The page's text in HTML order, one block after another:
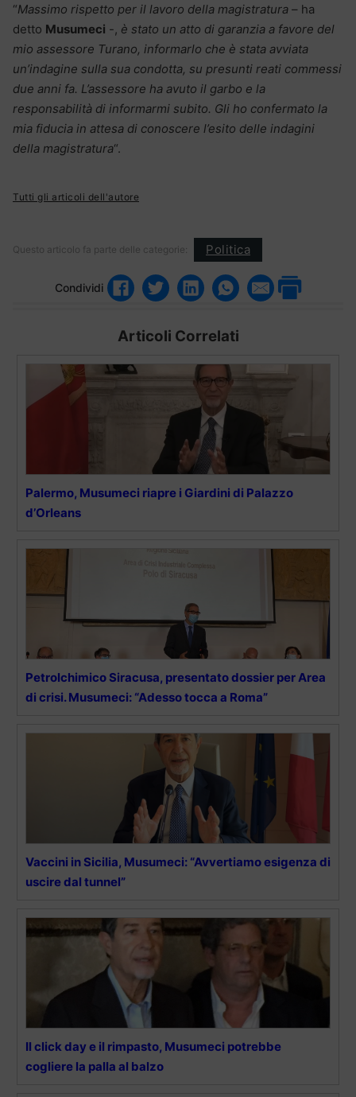
“Massimo rispetto per il lavoro della magistratura – ha
detto Musumeci -, è stato un atto di garanzia a favore del
mio assessore Turano, informarlo che è stata avviata
un’indagine sulla sua condotta, su presunti reati commessi
due anni fa. L’assessore ha avuto il garbo e la
responsabilità di informarmi subito. Gli ho confermato la
mia fiducia in attesa di conoscere l’esito delle indagini
della magistratura“.
Tutti gli articoli dell'autore
Questo articolo fa parte delle categorie: Politica
Condividi
Articoli Correlati
Palermo, Musumeci riapre i Giardini di Palazzo
d’Orleans
Petrolchimico Siracusa, presentato dossier per Area
di crisi. Musumeci: “Adesso tocca a Roma”
Vaccini in Sicilia, Musumeci: “Avvertiamo esigenza di
uscire dal tunnel”
Il click day e il rimpasto, Musumeci potrebbe
cogliere la palla al balzo